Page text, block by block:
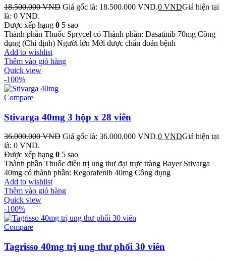
18.500.000VND Giá gốc là: 18.500.000 VND.0 VNDGiá hiện tại
là: 0 VND.
Được xếp hạng 0 5 sao
Thành phần Thuốc Sprycel có Thành phần: Dasatinib 70mg Công
dụng (Chỉ định) Người lớn Mới được chẩn đoán bệnh
Add to wishlist
Thêm vào giỏ hàng
Quick view
-100%
Compare
Stivarga 40mg 3 hộp x 28 viên
36.000.000VND Giá gốc là: 36.000.000 VND.0 VNDGiá hiện tại
là: 0 VND.
Được xếp hạng 0 5 sao
Thành phần Thuốc điều trị ung thư đại trực tràng Bayer Stivarga
40mg có thành phần: Regorafenib 40mg Công dụng
Add to wishlist
Thêm vào giỏ hàng
Quick view
-100%
Compare
Tagrisso 40mg trị ung thư phổi 30 viên